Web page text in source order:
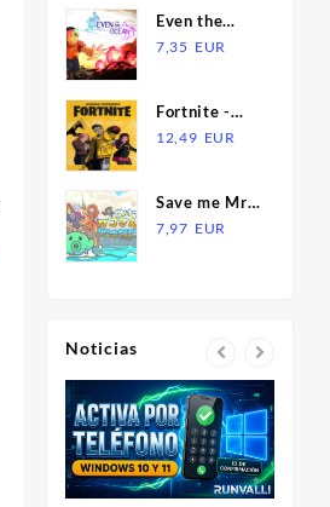
X|S CD Key
Even the
Ocean EU
Key
7,35 EUR
Fortnite -
Anime
PS4/PS5 CD
Key
12,49 EUR
Save me Mr
Tako:
7,97 EUR
Noticias